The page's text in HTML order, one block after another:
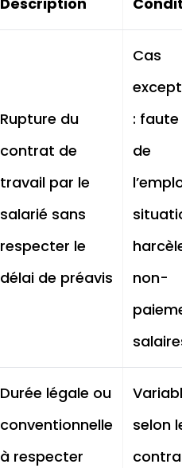
Rupture du
contrat de
travail par le
salarié sans
respecter le
délai de préavis
Cas
:
de
non-
Durée légale ou
conventionnelle
à respecter
selon